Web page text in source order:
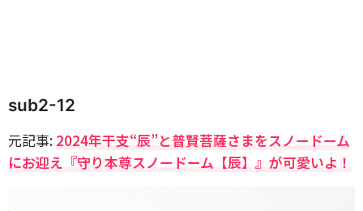
sub2-12
元記事: 2024年干支“辰”と普賢菩薩さまをスノードーム
にお迎え『守り本尊スノードーム【辰】』が可愛いよ！